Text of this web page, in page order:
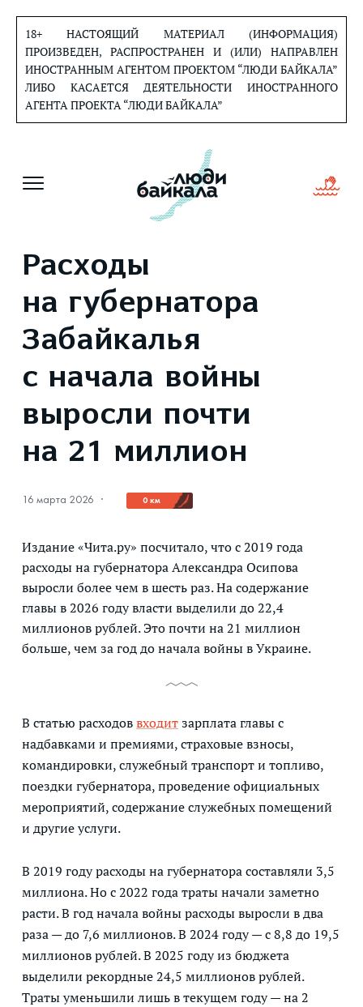
содержанию
18+ НАСТОЯЩИЙ МАТЕРИАЛ (ИНФОРМАЦИЯ)
ПРОИЗВЕДЕН, РАСПРОСТРАНЕН И (ИЛИ) НАПРАВЛЕН
ИНОСТРАННЫМ АГЕНТОМ ПРОЕКТОМ “ЛЮДИ БАЙКАЛА”
ЛИБО КАСАЕТСЯ ДЕЯТЕЛЬНОСТИ ИНОСТРАННОГО
АГЕНТА ПРОЕКТА “ЛЮДИ БАЙКАЛА”
Расходы
на губернатора
Забайкалья
с начала войны
выросли почти
на 21 миллион
16 марта 2026 · 0 км
Издание «Чита.ру» посчитало, что с 2019 года
расходы на губернатора Александра Осипова
выросли более чем в шесть раз. На содержание
главы в 2026 году власти выделили до 22,4
миллионов рублей. Это почти на 21 миллион
больше, чем за год до начала войны в Украине.
В статью расходоввходитзарплата главы с
надбавками и премиями, страховые взносы,
командировки, служебный транспорт и топливо,
поездки губернатора, проведение официальных
мероприятий, содержание служебных помещений
и другие услуги.
В 2019 году расходы на губернатора составляли 3,5
миллиона. Но с 2022 года траты начали заметно
расти. В год начала войны расходы выросли в два
раза — до 7,6 миллионов. В 2024 году — с 8,8 до 19,5
миллионов рублей. В 2025 году из бюджета
выделили рекордные 24,5 миллионов рублей.
Траты уменьшили лишь в текущем году — на 2